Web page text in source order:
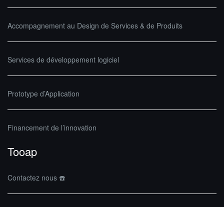
Accompagnement au Design de Services & de Produits
Services de développement logiciel
Prototype d’Application
Financement de l’innovation
Tooap
Contactez nous ☎️